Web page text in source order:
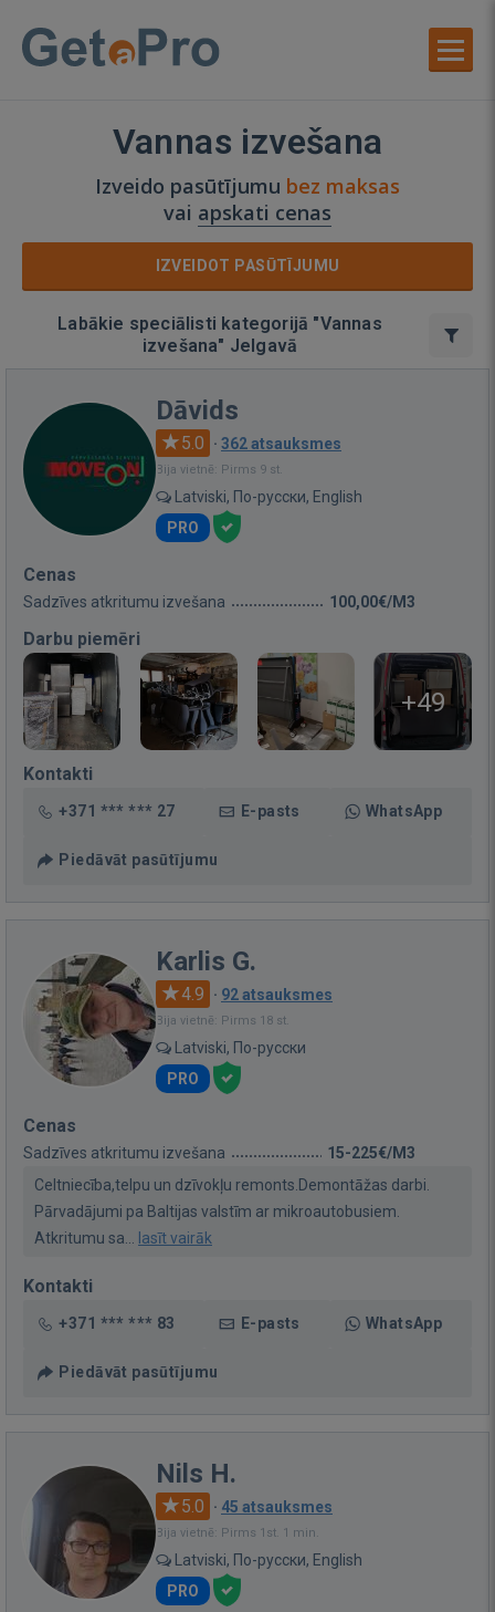
Vannas izvešana
Izveido pasūtījumu bez maksas
vai apskati cenas
IZVEIDOT PASŪTĪJUMU
Labākie speciālisti kategorijā "Vannas
izvešana" Jelgavā
Dāvids
5.0 · 362 atsauksmes
Bija vietnē: Pirms 9 st.
Latviski, По-русски, English
PRO
Cenas
Sadzīves atkritumu izvešana 100,00€/M3
Darbu piemēri
+49
Kontakti
+371 *** *** 27 E-pasts WhatsApp
Piedāvāt pasūtījumu
Karlis G.
4.9 · 92 atsauksmes
Bija vietnē: Pirms 18 st.
Latviski, По-русски
PRO
Cenas
Sadzīves atkritumu izvešana
15-225€/M3
Celtniecība,telpu un dzīvokļu remonts.Demontāžas darbi.
Pārvadājumi pa Baltijas valstīm ar mikroautobusiem.
Atkritumu sa...
lasīt vairāk
Kontakti
+371 *** *** 83 E-pasts WhatsApp
Piedāvāt pasūtījumu
Nils H.
5.0 · 45 atsauksmes
Bija vietnē: Pirms 1st. 1 min.
Latviski, По-русски, English
PRO